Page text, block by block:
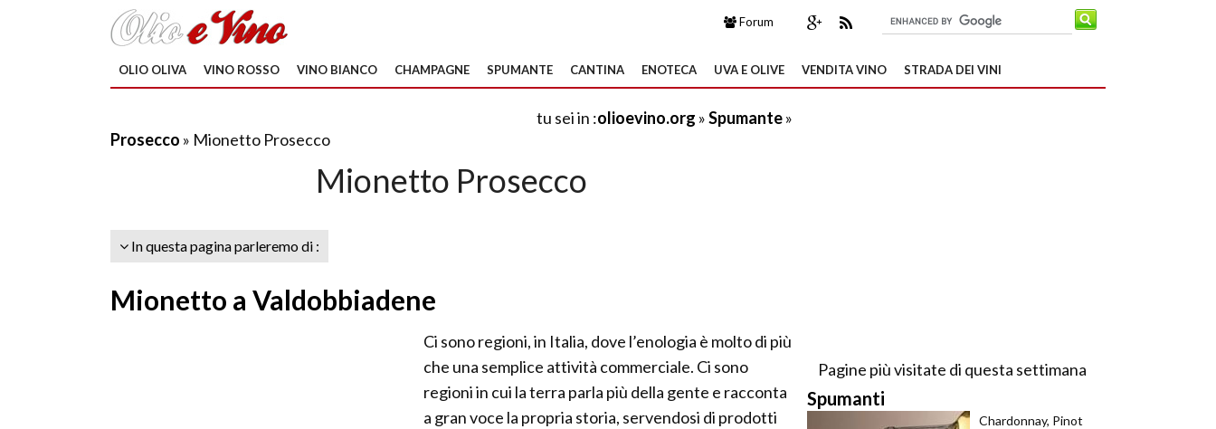
Forum
OLIO OLIVA VINO ROSSO VINO BIANCO CHAMPAGNE SPUMANTE CANTINA ENOTECA UVA E OLIVE VENDITA VINO STRADA DEI VINI
tu sei in :olioevino.org »Spumante»
Prosecco » Mionetto Prosecco
Mionetto Prosecco
In questa pagina parleremo di :
Mionetto a Valdobbiadene
Ci sono regioni, in Italia, dove l’enologia è molto di più
che una semplice attività commerciale. Ci sono
regioni in cui la terra parla più della gente e racconta
a gran voce la propria storia, servendosi di prodotti
Pagine più visitate di questa settimana
Spumanti
Chardonnay, Pinot